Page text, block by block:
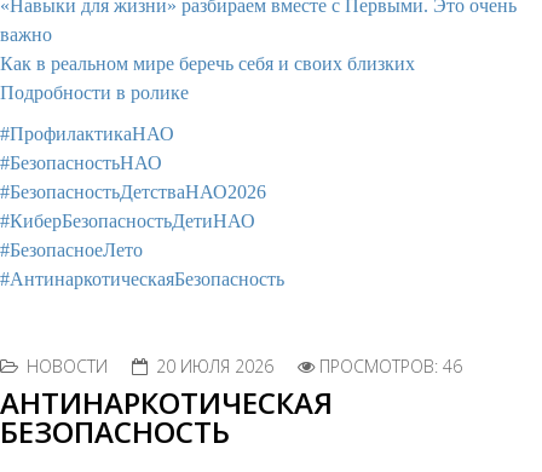
«Навыки для жизни» разбираем вместе с Первыми. Это очень
важно
Как в реальном мире беречь себя и своих близких
Подробности в ролике
#ПрофилактикаНАО
#БезопасностьНАО
#БезопасностьДетстваНАО2026
#КиберБезопасностьДетиНАО
#БезопасноеЛето
#АнтинаркотическаяБезопасность
НОВОСТИ 20 ИЮЛЯ 2026 ПРОСМОТРОВ: 46
АНТИНАРКОТИЧЕСКАЯ
БЕЗОПАСНОСТЬ